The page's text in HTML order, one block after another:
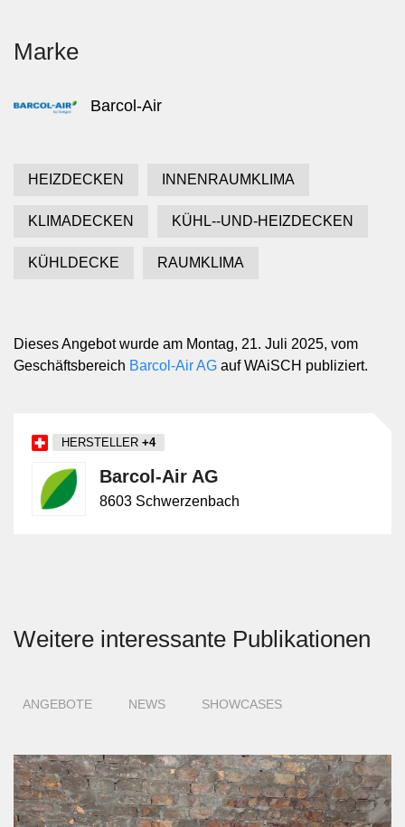
Marke
Barcol-Air
HEIZDECKEN INNENRAUMKLIMA
KLIMADECKEN KÜHL--UND-HEIZDECKEN
KÜHLDECKE RAUMKLIMA
Dieses Angebot wurde am Montag, 21. Juli 2025, vom
Geschäftsbereich Barcol-Air AG auf WAiSCH publiziert.
HERSTELLER +4
Barcol-Air AG
8603 Schwerzenbach
Weitere interessante Publikationen
ANGEBOTE NEWS SHOWCASES